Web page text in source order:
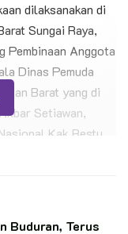
dilaksanakan di
Sungai Raya,
Pembinaan Anggota
Dinas Pemuda
Barat yang di
Setiawan,
Kak Restu
Buduran, Terus